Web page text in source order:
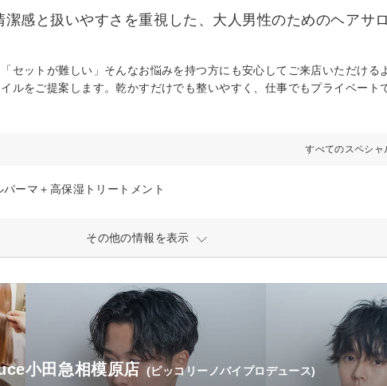
潔感と扱いやすさを重視した、大人男性のためのヘアサ
セットが難しい」そんなお悩みを持つ方にも安心してご来店いただける
ルをご提案します。乾かすだけでも整いやすく、仕事でもプライベート
すべてのスペシャ
パーマ＋高保湿トリートメント
その他の情報を表示
小田急相模原店 (ピッコリーノバイプロデュース)